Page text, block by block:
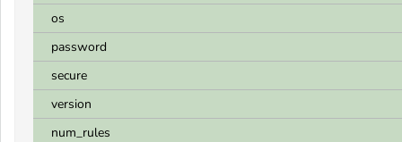
os
password
secure
version
num_rules